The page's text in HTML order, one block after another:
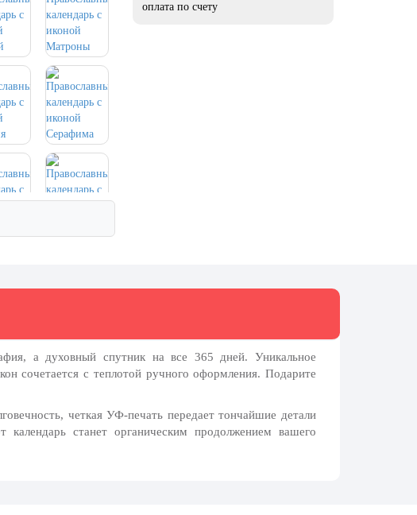
оплата по счету
а духовный спутник на все 365 дней. Уникальное
сочетается с теплотой ручного оформления. Подарите
четкая УФ-печать передает тончайшие детали
календарь станет органическим продолжением вашего